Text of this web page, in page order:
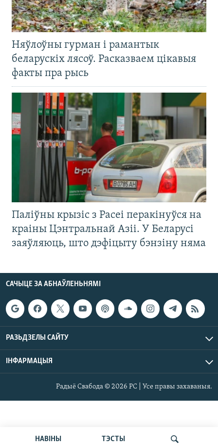
НАВІНЫ ТЭСТЫ
Няўлоўны гурман і рамантык
беларускіх лясоў. Расказваем цікавыя
факты пра рысь
Паліўны крызіс з Расеі перакінуўся на
краіны Цэнтральнай Азіі. У Беларусі
заяўляюць, што дэфіцыту бэнзіну няма
САЧЫЦЕ ЗА АБНАЎЛЕНЬНЯМІ
РАЗЬДЗЕЛЫ САЙТУ
ІНФАРМАЦЫЯ
Радыё Свабода © 2026 РС | Усе правы захаваныя.